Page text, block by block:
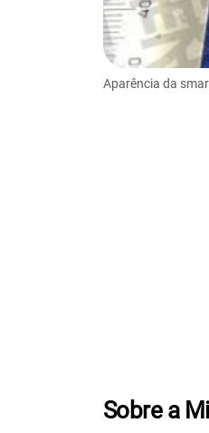
Aparência da
Sobre a